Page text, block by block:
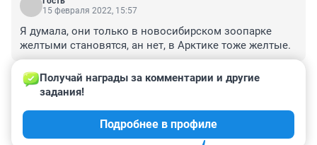
15 февраля 2022, 15:57
Я думала, они только в новосибирском зоопарке
желтыми становятся, ан нет, в Арктике тоже желтые.
ОТВЕТИТЬ
Гость
Получай награды за комментарии и другие
задания!
Подробнее в профиле